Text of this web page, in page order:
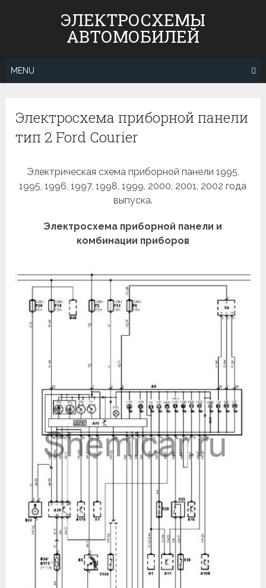
ЭЛЕКТРОСХЕМЫ
АВТОМОБИЛЕЙ
MENU
Электросхема приборной панели
тип 2 Ford Courier
Электрическая схема приборной панели 1995,
1995, 1996, 1997, 1998, 1999, 2000, 2001, 2002 года
выпуска.
Электросхема приборной панели и
комбинации приборов